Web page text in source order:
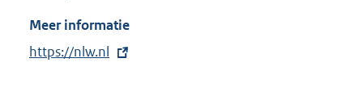
Meer informatie
E
https://nlw.nl